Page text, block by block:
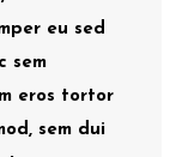
eu sed
sem
eros tortor
sem dui